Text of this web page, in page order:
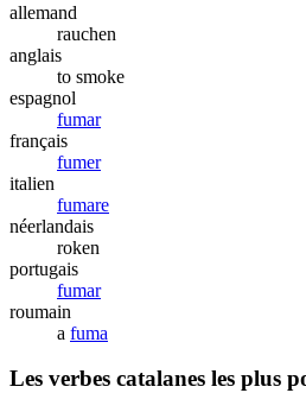
allemand
rauchen
anglais
to smoke
espagnol
fumar
français
fumer
italien
fumare
néerlandais
roken
portugais
fumar
roumain
a fuma
Les verbes catalanes les plus